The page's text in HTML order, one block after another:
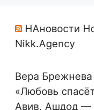
НАновости
Nikk.Agency
Вера
«Любовь
Авив, Ашдод —